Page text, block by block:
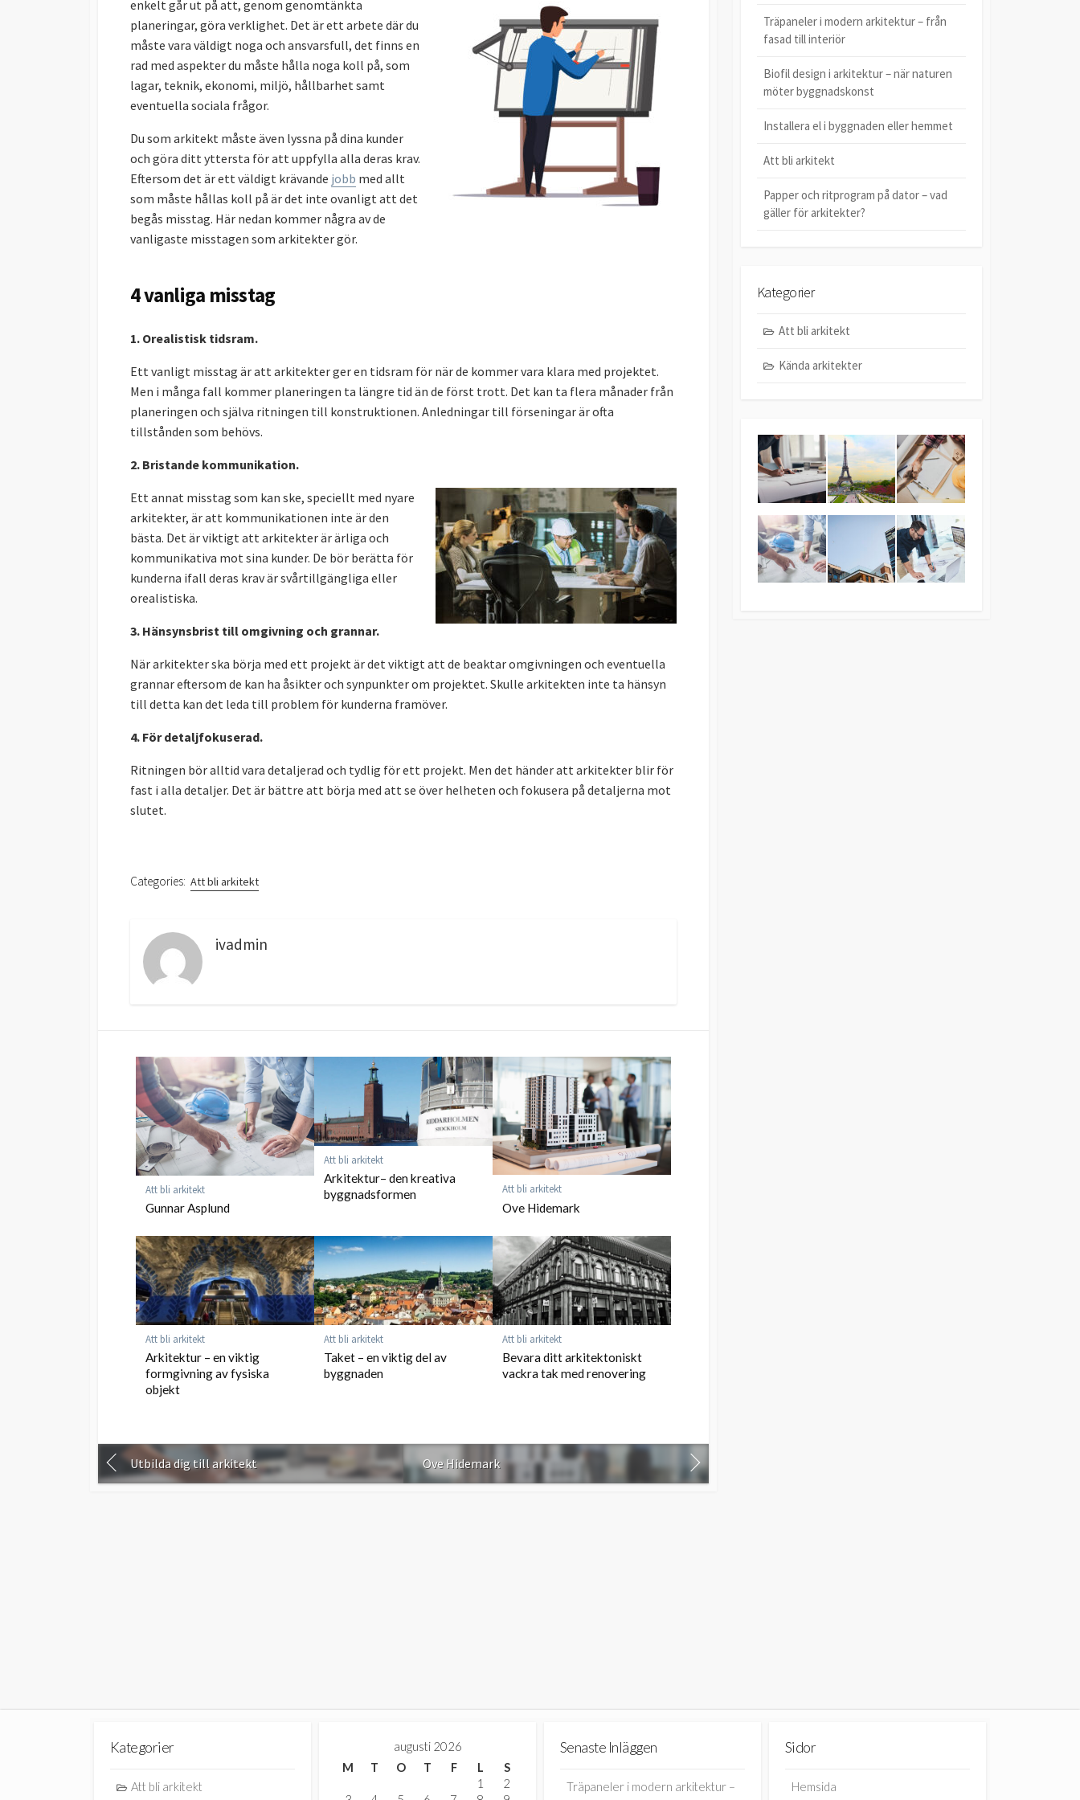
enkelt går ut på att, genom genomtänkta
planeringar, göra verklighet. Det är ett arbete där du
måste vara väldigt noga och ansvarsfull, det finns en
rad med aspekter du måste hålla noga koll på, som
lagar, teknik, ekonomi, miljö, hållbarhet samt
eventuella sociala frågor.
Du som arkitekt måste även lyssna på dina kunder
och göra ditt yttersta för att uppfylla alla deras krav.
Eftersom det är ett väldigt krävande jobb med allt
som måste hållas koll på är det inte ovanligt att det
begås misstag. Här nedan kommer några av de
vanligaste misstagen som arkitekter gör.
4 vanliga misstag
1. Orealistisk tidsram.
Ett vanligt misstag är att arkitekter ger en tidsram för när de kommer vara klara med projektet.
Men i många fall kommer planeringen ta längre tid än de först trott. Det kan ta flera månader från
planeringen och själva ritningen till konstruktionen. Anledningar till förseningar är ofta
tillstånden som behövs.
2. Bristande kommunikation.
Ett annat misstag som kan ske, speciellt med nyare
arkitekter, är att kommunikationen inte är den
bästa. Det är viktigt att arkitekter är ärliga och
kommunikativa mot sina kunder. De bör berätta för
kunderna ifall deras krav är svårtillgängliga eller
orealistiska.
3. Hänsynsbrist till omgivning och grannar.
När arkitekter ska börja med ett projekt är det viktigt att de beaktar omgivningen och eventuella
grannar eftersom de kan ha åsikter och synpunkter om projektet. Skulle arkitekten inte ta hänsyn
till detta kan det leda till problem för kunderna framöver.
4. För detaljfokuserad.
Ritningen bör alltid vara detaljerad och tydlig för ett projekt. Men det händer att arkitekter blir för
fast i alla detaljer. Det är bättre att börja med att se över helheten och fokusera på detaljerna mot
slutet.
Categories: Att bli arkitekt
ivadmin
Att bli arkitekt
Gunnar Asplund
Att bli arkitekt
Arkitektur– den kreativa
byggnadsformen
Att bli arkitekt
Ove Hidemark
Att bli arkitekt
Arkitektur – en viktig
formgivning av fysiska
objekt
Att bli arkitekt
Taket – en viktig del av
byggnaden
Att bli arkitekt
Bevara ditt arkitektoniskt
vackra tak med renovering
Utbilda dig till arkitekt Ove Hidemark
Träpaneler i modern arkitektur – från
fasad till interiör
Biofil design i arkitektur – när naturen
möter byggnadskonst
Installera el i byggnaden eller hemmet
Att bli arkitekt
Papper och ritprogram på dator – vad
gäller för arkitekter?
Kategorier
Att bli arkitekt
Kända arkitekter
Kategorier
Att bli arkitekt
augusti 2026
M
T O T F L
S
1
2
Senaste Inläggen
Träpaneler i modern arkitektur –
Sidor
Hemsida